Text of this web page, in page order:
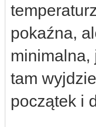
pokaźna,
minimalna,
tam
początek i